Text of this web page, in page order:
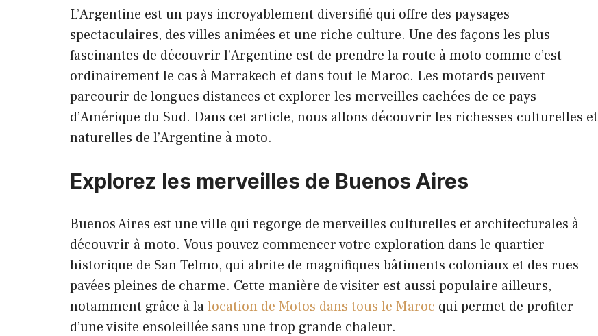
L’Argentine est un pays incroyablement diversifié qui offre des paysages
spectaculaires, des villes animées et une riche culture. Une des façons les plus
fascinantes de découvrir l’Argentine est de prendre la route à moto comme c’est
ordinairement le cas à Marrakech et dans tout le Maroc. Les motards peuvent
parcourir de longues distances et explorer les merveilles cachées de ce pays
d’Amérique du Sud. Dans cet article, nous allons découvrir les richesses culturelles et
naturelles de l’Argentine à moto.
Explorez les merveilles de Buenos Aires
Buenos Aires est une ville qui regorge de merveilles culturelles et architecturales à
découvrir à moto. Vous pouvez commencer votre exploration dans le quartier
historique de San Telmo, qui abrite de magnifiques bâtiments coloniaux et des rues
pavées pleines de charme. Cette manière de visiter est aussi populaire ailleurs,
notamment grâce à lalocation de Motos dans tous le Maroc qui permet de profiter
d’une visite ensoleillée sans une trop grande chaleur.